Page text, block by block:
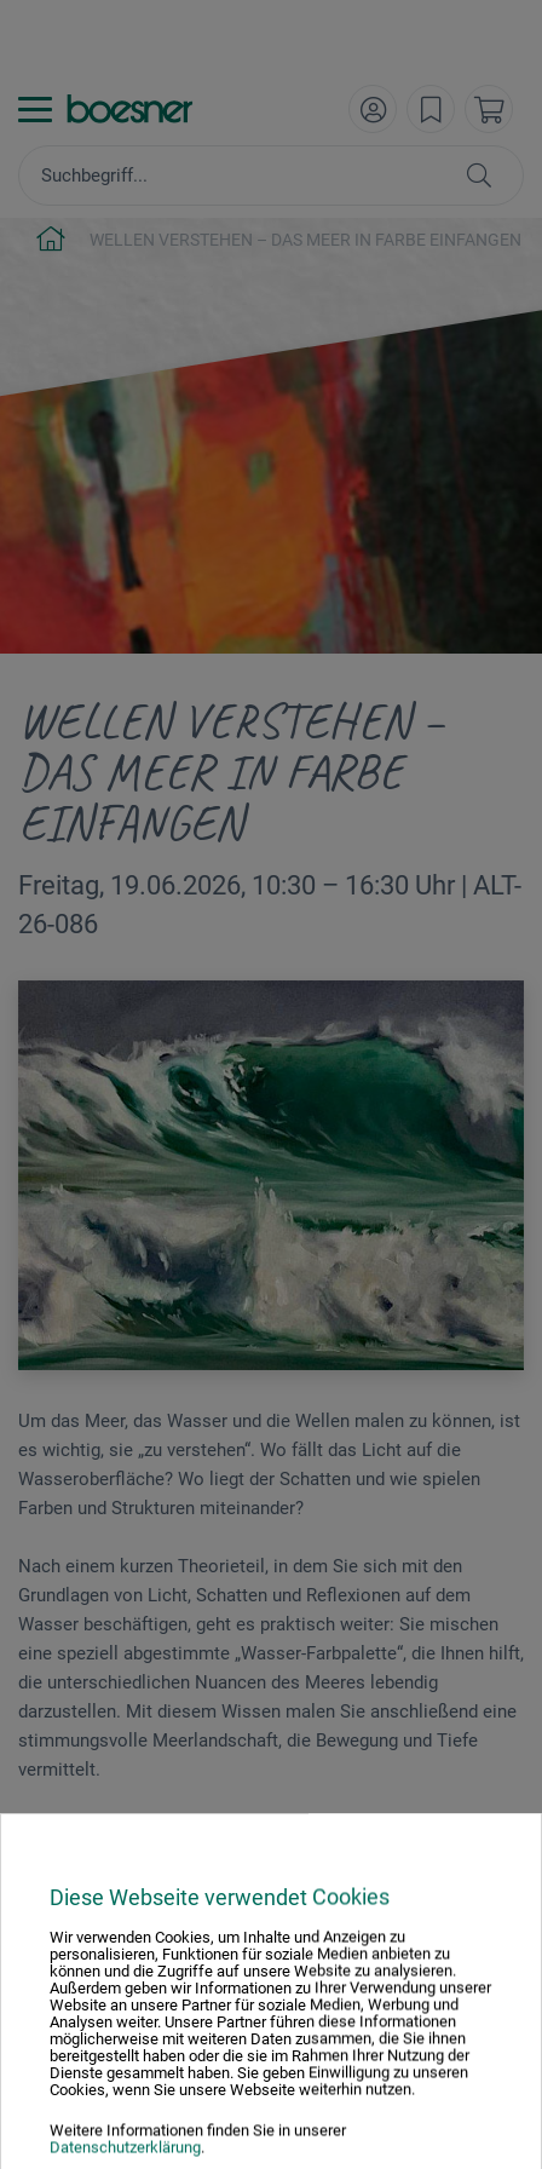
Diese Webseite verwendet Cookies
Wir verwenden Cookies, um Inhalte und Anzeigen zu
personalisieren, Funktionen für soziale Medien anbieten zu
können und die Zugriffe auf unsere Website zu analysieren.
Außerdem geben wir Informationen zu Ihrer Verwendung unserer
Website an unsere Partner für soziale Medien, Werbung und
Analysen weiter. Unsere Partner führen diese Informationen
möglicherweise mit weiteren Daten zusammen, die Sie ihnen
bereitgestellt haben oder die sie im Rahmen Ihrer Nutzung der
Dienste gesammelt haben. Sie geben Einwilligung zu unseren
Cookies, wenn Sie unsere Webseite weiterhin nutzen.
Weitere Informationen finden Sie in unserer
Datenschutzerklärung.
WELLEN VERSTEHEN – DAS MEER IN FARBE EINFANGEN
WELLEN VERSTEHEN –
DAS MEER IN FARBE
EINFANGEN
Freitag, 19.06.2026, 10:30 – 16:30 Uhr | ALT-
26-086
Um das Meer, das Wasser und die Wellen malen zu können, ist
es wichtig, sie „zu verstehen“. Wo fällt das Licht auf die
Wasseroberfläche? Wo liegt der Schatten und wie spielen
Farben und Strukturen miteinander?
Nach einem kurzen Theorieteil, in dem Sie sich mit den
Grundlagen von Licht, Schatten und Reflexionen auf dem
Wasser beschäftigen, geht es praktisch weiter: Sie mischen
eine speziell abgestimmte „Wasser-Farbpalette“, die Ihnen hilft,
die unterschiedlichen Nuancen des Meeres lebendig
darzustellen. Mit diesem Wissen malen Sie anschließend eine
stimmungsvolle Meerlandschaft, die Bewegung und Tiefe
vermittelt.
Erfahrung im Malen haben. Lassen Sie sich inspirieren und
Veranstaltungsdatum
19. Jun. 2026
10:30 - 16:30 Uhr
Sie schauen derzeitig auf eine vergangene